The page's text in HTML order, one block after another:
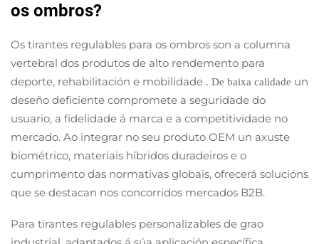
os ombros?
Os tirantes regulables para os ombros son a columna
vertebral dos produtos de alto rendemento para
deporte, rehabilitación e mobilidade . De baixa calidade un
deseño deficiente compromete a seguridade do
usuario, a fidelidade á marca e a competitividade no
mercado. Ao integrar no seu produto OEM un axuste
biométrico, materiais híbridos duradeiros e o
cumprimento das normativas globais, ofrecerá solucións
que se destacan nos concorridos mercados B2B.
Para tirantes regulables personalizables de grao